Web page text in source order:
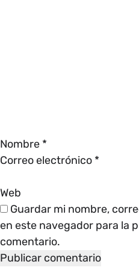
Nombre *
Correo electrónico *
Web
Guardar mi nombre,
en este navegador para la
comentario.